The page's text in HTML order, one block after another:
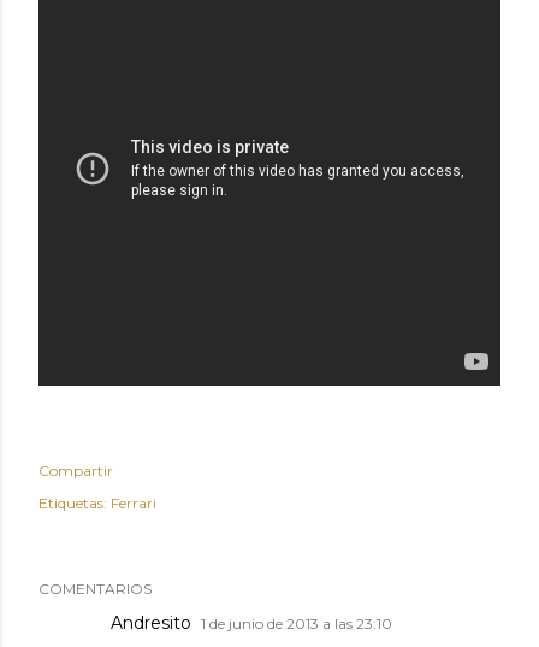
Compartir
Etiquetas: Ferrari
COMENTARIOS
Andresito 1 de junio de 2013 a las 23:10